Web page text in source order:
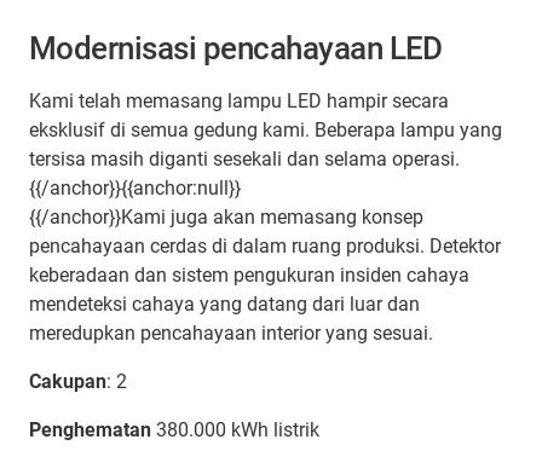
Modernisasi pencahayaan LED
Kami telah memasang lampu LED hampir secara
eksklusif di semua gedung kami. Beberapa lampu yang
tersisa masih diganti sesekali dan selama operasi.
{{/anchor}}{{anchor:null}}
{{/anchor}}Kami juga akan memasang konsep
pencahayaan cerdas di dalam ruang produksi. Detektor
keberadaan dan sistem pengukuran insiden cahaya
mendeteksi cahaya yang datang dari luar dan
meredupkan pencahayaan interior yang sesuai.
Cakupan: 2
Penghematan 380.000 kWh listrik